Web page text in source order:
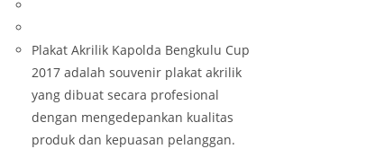
Plakat Akrilik Kapolda Bengkulu Cup
2017 adalah souvenir plakat akrilik
yang dibuat secara profesional
dengan mengedepankan kualitas
produk dan kepuasan pelanggan.